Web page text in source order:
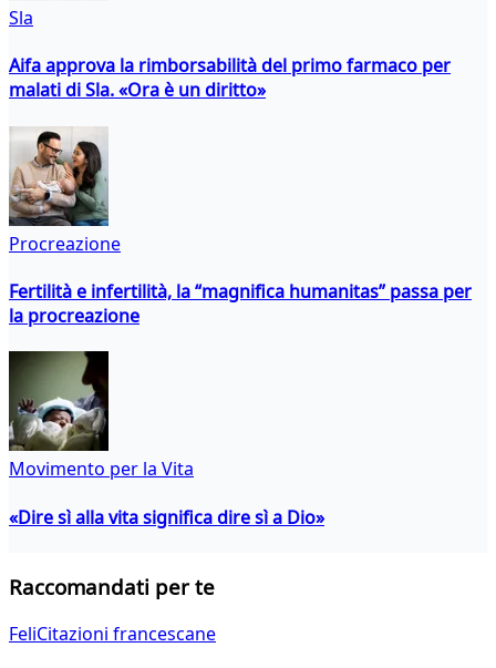
Sla
Aifa approva la rimborsabilità del primo farmaco per
malati di Sla. «Ora è un diritto»
Procreazione
Fertilità e infertilità, la “magnifica humanitas” passa per
la procreazione
Movimento per la Vita
«Dire sì alla vita significa dire sì a Dio»
Raccomandati per te
FeliCitazioni francescane